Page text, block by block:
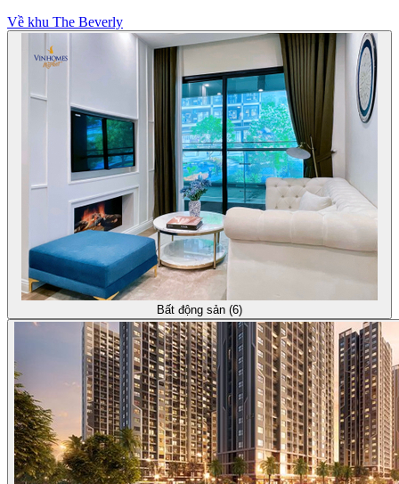
Về khu The Beverly
Bất động sản (6)